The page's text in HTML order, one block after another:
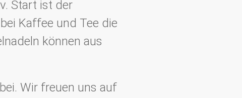
Start ist der
Kaffee und Tee die
können aus
Wir freuen uns auf